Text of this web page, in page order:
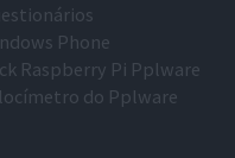
Phone
Raspberry Pi Pplware
do Pplware